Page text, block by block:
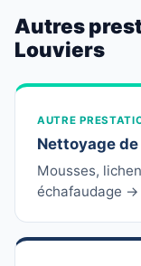
Autres
Louviers
AUTRE
Nettoyage
Mousses,
échafaudage →